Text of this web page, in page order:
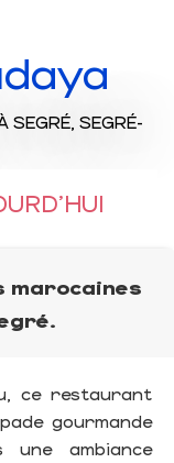
SEGRÉ, SEGRÉ-
marocaines
ce restaurant
gourmande
ambiance